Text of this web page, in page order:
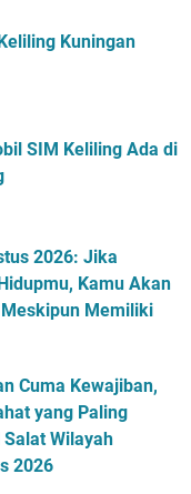
Kuningan
SIM Keliling Ada di
2026: Jika
Kamu Akan
Memiliki
Cuma Kewajiban,
yang Paling
Wilayah
2026